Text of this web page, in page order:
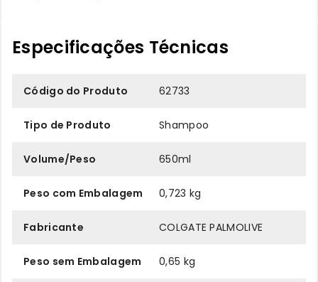
Especificações Técnicas
Código do Produto 62733
Tipo de Produto Shampoo
Volume/Peso 650ml
Peso com Embalagem 0,723 kg
Fabricante COLGATE PALMOLIVE
Peso sem Embalagem 0,65 kg